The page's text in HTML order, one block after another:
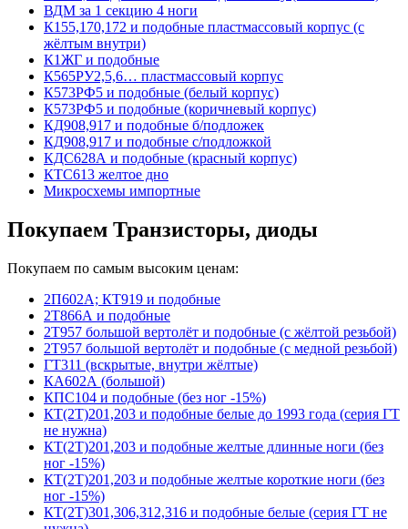
ВДМ за 1 секцию 4 ноги
К155,170,172 и подобные пластмассовый корпус (с
жёлтым внутри)
К1ЖГ и подобные
К565РУ2,5,6… пластмассовый корпус
К573РФ5 и подобные (белый корпус)
К573РФ5 и подобные (коричневый корпус)
КД908,917 и подобные б/подложек
КД908,917 и подобные с/подложкой
КДС628А и подобные (красный корпус)
КТС613 желтое дно
Микросхемы импортные
Покупаем Транзисторы, диоды
Покупаем по самым высоким ценам:
2П602А; КТ919 и подобные
2Т866А и подобные
2Т957 большой вертолёт и подобные (с жёлтой резьбой)
2Т957 большой вертолёт и подобные (с медной резьбой)
ГТ311 (вскрытые, внутри жёлтые)
КА602А (большой)
КПС104 и подобные (без ног -15%)
КТ(2Т)201,203 и подобные белые до 1993 года (серия ГТ
не нужна)
КТ(2Т)201,203 и подобные желтые длинные ноги (без
ног -15%)
КТ(2Т)201,203 и подобные желтые короткие ноги (без
ног -15%)
КТ(2Т)301,306,312,316 и подобные белые (серия ГТ не